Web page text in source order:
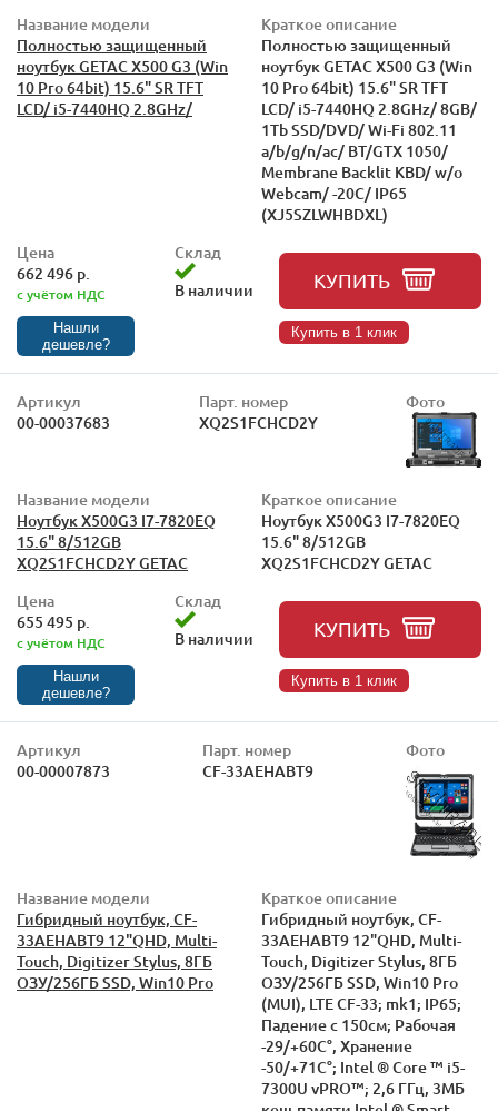
Название модели
Полностью защищенный
ноутбук GETAC X500 G3 (Win
10 Pro 64bit) 15.6" SR TFT
LCD/ i5-7440HQ 2.8GHz/
Краткое описание
Полностью защищенный
ноутбук GETAC X500 G3 (Win
10 Pro 64bit) 15.6" SR TFT
LCD/ i5-7440HQ 2.8GHz/ 8GB/
1Tb SSD/DVD/ Wi-Fi 802.11
a/b/g/n/ac/ BT/GTX 1050/
Membrane Backlit KBD/ w/o
Webcam/ -20C/ IP65
(XJ5SZLWHBDXL)
Цена
662 496 р.
с учётом НДС
Нашли
дешевле?
Склад
В наличии
КУПИТЬ
Купить в 1 клик
Артикул
00-00037683
Парт. номер
XQ2S1FCHCD2Y
Фото
Название модели
Ноутбук X500G3 I7-7820EQ
15.6" 8/512GB
XQ2S1FCHCD2Y GETAC
Краткое описание
Ноутбук X500G3 I7-7820EQ
15.6" 8/512GB
XQ2S1FCHCD2Y GETAC
Цена
655 495 р.
с учётом НДС
Нашли
дешевле?
Склад
В наличии
КУПИТЬ
Купить в 1 клик
Артикул
00-00007873
Парт. номер
CF-33AEHABT9
Фото
Название модели
Гибридный ноутбук, CF-
33AEHABT9 12"QHD, Multi-
Touch, Digitizer Stylus, 8ГБ
ОЗУ/256ГБ SSD, Win10 Pro
Краткое описание
Гибридный ноутбук, CF-
33AEHABT9 12"QHD, Multi-
Touch, Digitizer Stylus, 8ГБ
ОЗУ/256ГБ SSD, Win10 Pro
(MUI), LTE CF-33; mk1; IP65;
Падение с 150см; Рабочая
-29/+60С°, Хранение
-50/+71С°; Intel ® Core ™ i5-
7300U vPRO™; 2,6 ГГц, 3МБ